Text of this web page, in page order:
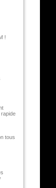
!
tous